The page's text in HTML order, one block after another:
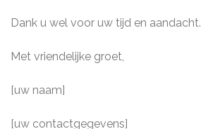
Dank u wel voor uw tijd en aandacht.
Met vriendelijke groet,
[uw naam]
[uw contactgegevens]